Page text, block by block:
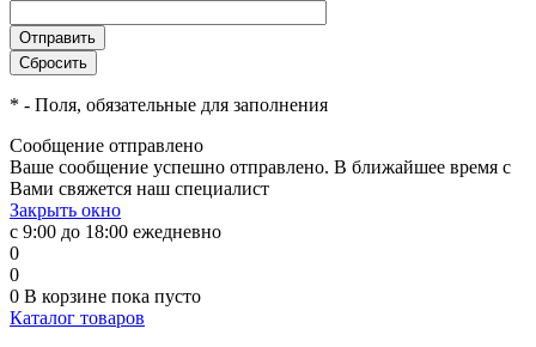
* - Поля, обязательные для заполнения
Сообщение отправлено
Ваше сообщение успешно отправлено. В ближайшее время с
Вами свяжется наш специалист
Закрыть окно
с 9:00 до 18:00 ежедневно
0
0
0 В корзине пока пусто
Каталог товаров